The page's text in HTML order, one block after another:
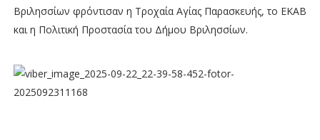
Βριλησσίων φρόντισαν η Τροχαία Αγίας Παρασκευής, το ΕΚΑΒ
και η Πολιτική Προστασία του Δήμου Βριλησσίων.